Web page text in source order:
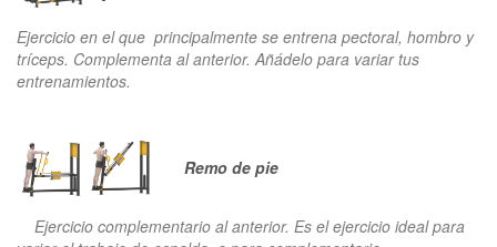
Ejercicio en el que principalmente se entrena pectoral, hombro y
tríceps. Complementa al anterior. Añádelo para variar tus
entrenamientos.
Remo de pie
Ejercicio complementario al anterior. Es el ejercicio ideal para